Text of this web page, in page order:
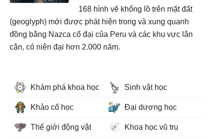
168 hình vẽ khổng lồ trên mặt đất
(geoglyph) mới được phát hiện trong và xung quanh
đồng bằng Nazca cổ đại của Peru và các khu vực lân
cận, có niên đại hơn 2.000 năm.
Khám phá khoa học Sinh vật học
Khảo cổ học Đại dương học
Thế giới động vật Khoa học vũ trụ